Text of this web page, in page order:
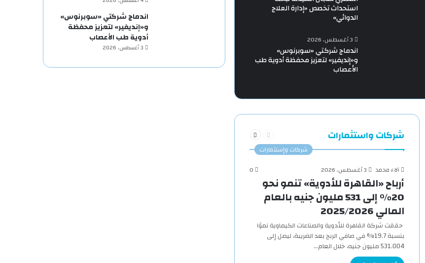
استحداث تخصص «إدارة العلاج
الدوائي»
3 أغسطس، 2026
اندماج شركتي «سوبرنوس»
و«إنديفير» لتعزيز محفظة أدوية طب
الأعصاب
شركات واستثمارات
الصفحة
شركات وإستثمارات
آلاء محمد
3 أغسطس، 2026 0
أرباح «القاهرة للأدوية» تنمو نحو
20% إلى 531 مليون جنيه بالعام
المالي 2025/2026
حققت شركة القاهرة للأدوية والصناعات الكيماوية نموًا
بنسبة 19.7% في صافي الربح بعد الضريبة، ليصل إلى
531.004 مليون جنيه، خلال العام…
اندماج شركتي «سوبرنوس»
و«إنديفير» لتعزيز محفظة
أدوية طب الأعصاب
3 أغسطس، 2026